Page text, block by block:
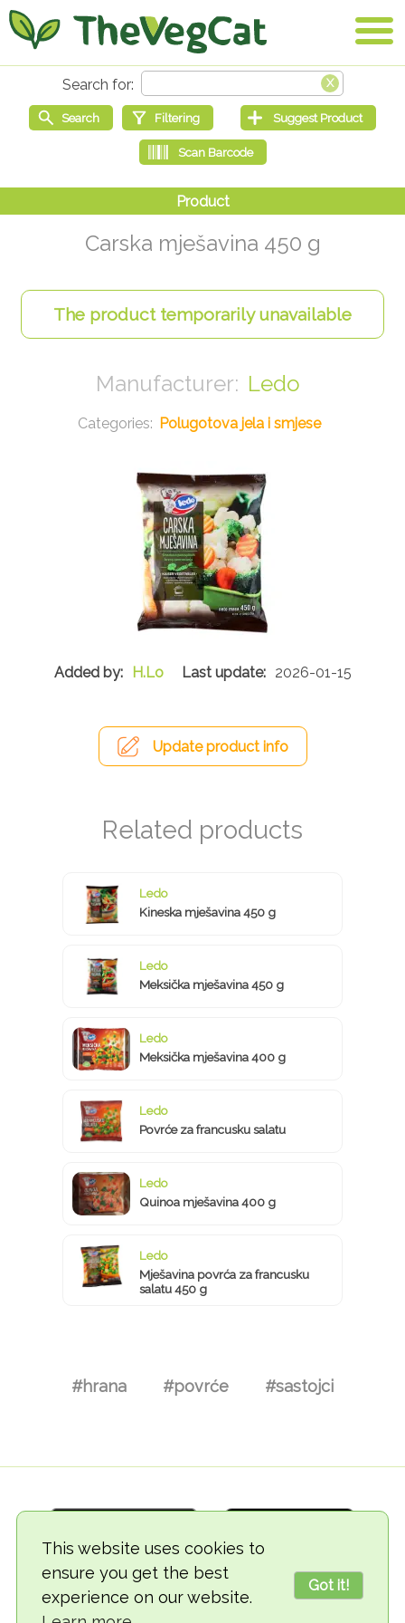
This website uses cookies to
ensure you get the best
experience on our website.
Got it!
Carska mješavina 450 g
Ledo
Polugotova jela i smjese
H.Lo 2026-01-15
Update product info
Ledo
Kineska mješavina 450 g
Ledo
Meksička mješavina 450 g
Ledo
Meksička mješavina 400 g
Ledo
Povrće za francusku salatu
Ledo
Quinoa mješavina 400 g
Ledo
Mješavina povrća za francusku
salatu 450 g
#hrana #povrće #sastojci
© 2018-2026 TheVegCat